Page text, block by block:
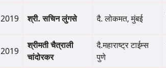
2019 श्री. सचिन लुंगसे दै. लोकमत, मुंबई
2019
श्रीमती चैत्राली
चांदोरकर
दै.महाराष्ट्र टाईम्स
पुणे